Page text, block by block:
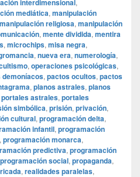
interdimensional,
mediática, manipulación
manipulación religiosa, manipulación
, mente dividida, mentira
, microchips, misa negra,
, nueva era, numerología,
, operaciones psicológicas,
demoníacos, pactos ocultos, pactos
, planos astrales, planos
portales astrales, portales
simbólica, prisión, privación,
cultural, programación delta,
infantil, programación
, programación monarca,
predictiva, programación
programación social, propaganda,
, realidades paralelas,